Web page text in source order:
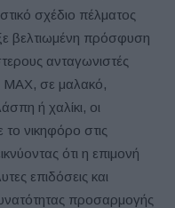
σχέδιο πέλματος
βελτιωμένη πρόσφυση
ανταγωνιστές
MAX, σε μαλακό,
ή χαλίκι, οι
το νικηφόρο στις
ότι η επιμονή
επιδόσεις και
προσαρμογής